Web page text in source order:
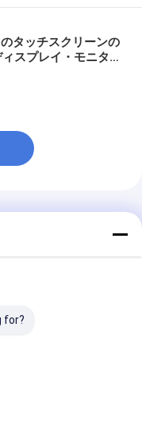
タッチスクリーンの
スプレイ・モニタ
for?